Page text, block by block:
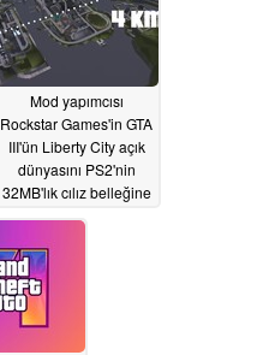
Mod yapımcısı
Rockstar Games'in GTA
III'ün Liberty City açık
dünyasını PS2'nin
32MB'lık cılız belleğine